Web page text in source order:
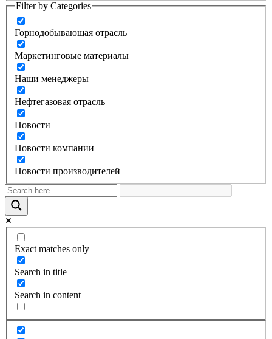
Filter by Categories
Горнодобывающая отрасль
Маркетинговые материалы
Наши менеджеры
Нефтегазовая отрасль
Новости
Новости компании
Новости производителей
Exact matches only
Search in title
Search in content